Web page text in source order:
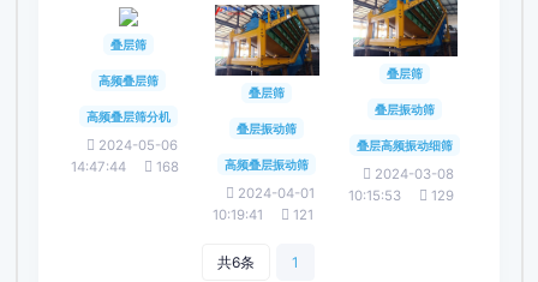
叠层筛
高频叠层筛
高频叠层筛分机
2024-05-06
14:47:44
168
叠层筛
叠层振动筛
高频叠层振动筛
2024-04-01
10:19:41
121
叠层筛
叠层振动筛
叠层高频振动细筛
2024-03-08
10:15:53
129
共6条 1